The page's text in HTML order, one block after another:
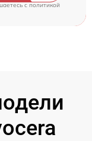
cполитикой